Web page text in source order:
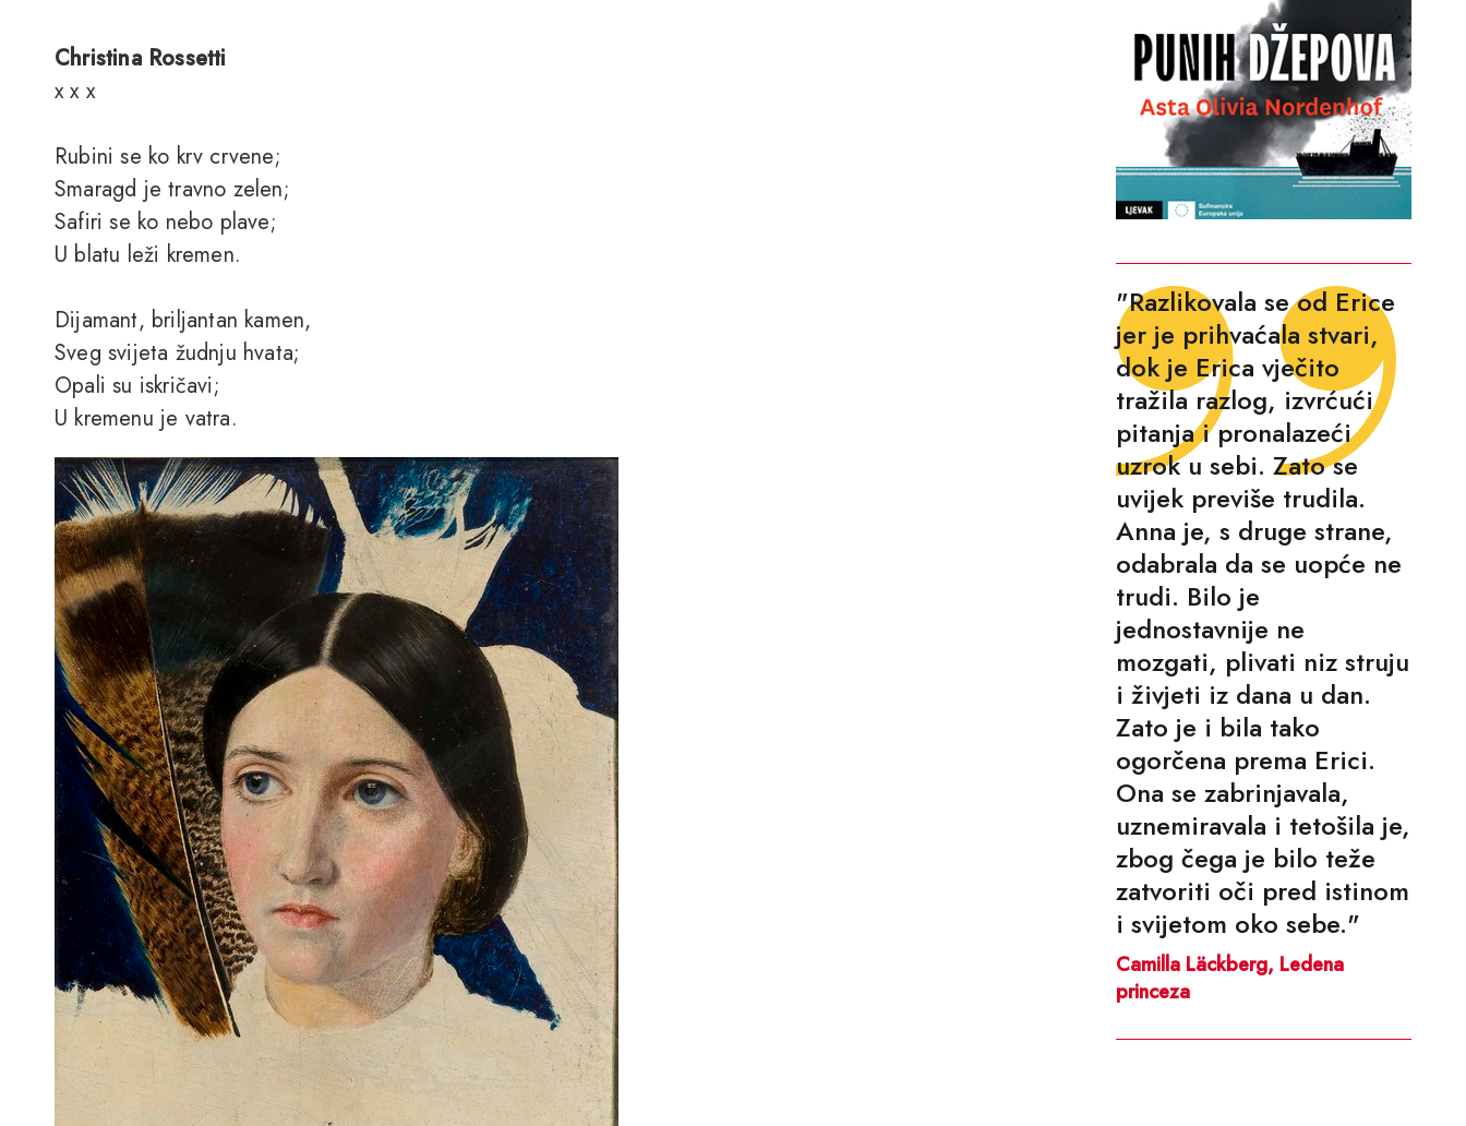
Christina Rossetti
x x x
Rubini se ko krv crvene;
Smaragd je travno zelen;
Safiri se ko nebo plave;
U blatu leži kremen.
Dijamant, briljantan kamen,
Sveg svijeta žudnju hvata;
Opali su iskričavi;
U kremenu je vatra.
"Razlikovala se od Erice
jer je prihvaćala stvari,
dok je Erica vječito
tražila razlog, izvrćući
pitanja i pronalazeći
uzrok u sebi. Zato se
uvijek previše trudila.
Anna je, s druge strane,
odabrala da se uopće ne
trudi. Bilo je
jednostavnije ne
mozgati, plivati niz struju
i živjeti iz dana u dan.
Zato je i bila tako
ogorčena prema Erici.
Ona se zabrinjavala,
uznemiravala i tetošila je,
zbog čega je bilo teže
zatvoriti oči pred istinom
i svijetom oko sebe."
Camilla Läckberg, Ledena
princeza